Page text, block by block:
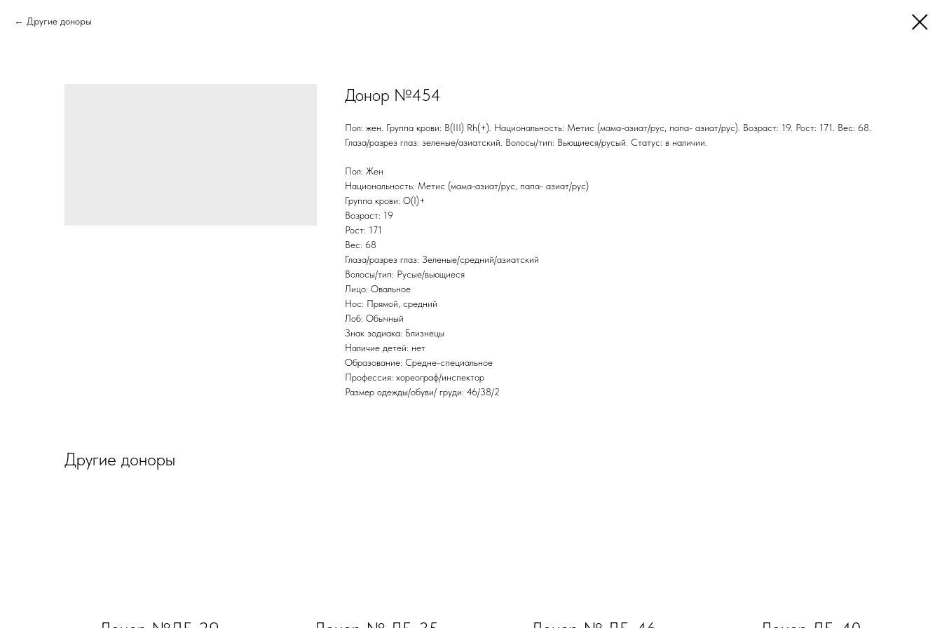
Другие доноры
Донор №454
Пол: жен. Группа крови: В(III) Rh(+). Национальность: Метис (мама-азиат/рус, папа- азиат/рус). Возраст: 19. Рост: 171. Вес: 68.
Глаза/разрез глаз: зеленые/азиатский. Волосы/тип: Вьющиеся/русый. Статус: в наличии.
Пол: Жен
Национальность: Метис (мама-азиат/рус, папа- азиат/рус)
Группа крови: O(I)+
Возраст: 19
Рост: 171
Вес: 68
Глаза/разрез глаз: Зеленые/средний/азиатский
Волосы/тип: Русые/вьющиеся
Лицо: Овальное
Нос: Прямой, средний
Лоб: Обычный
Знак зодиака: Близнецы
Наличие детей: нет
Образование: Средне-специальное
Профессия: хореограф/инспектор
Размер одежды/обуви/ груди: 46/38/2
Другие доноры